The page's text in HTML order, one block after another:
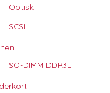
Optisk
SCSI
SO-DIMM DDR3L